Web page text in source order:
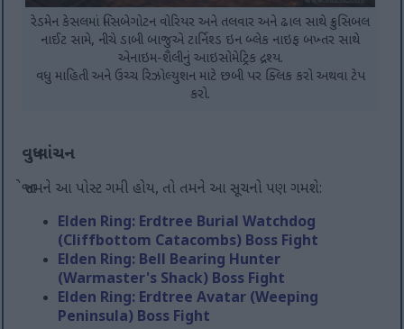
રેડમેન કેસલમાં મિસબેગોટન વોરિયર અને તલવાર અને ઢાલ સાથે ક્રુસિબલ
નાઈટ સામે, નીચે ડાબી બાજુએ ટાર્નિશ્ડ ઇન બ્લેક નાઇફ બખ્તર સાથે
એનાઇમ-શૈલીનું આઇસોમેટ્રિક દ્રશ્ય.
વધુ માહિતી અને ઉચ્ચ રિઝોલ્યુશન માટે છબી પર ક્લિક કરો અથવા ટેપ
કરો.
વધુ વાંચન
જો તમને આ પોસ્ટ ગમી હોય, તો તમને આ સૂચનો પણ ગમશે:
Elden Ring: Erdtree Burial Watchdog
(Cliffbottom Catacombs) Boss Fight
Elden Ring: Bell Bearing Hunter
(Warmaster's Shack) Boss Fight
Elden Ring: Erdtree Avatar (Weeping
Peninsula) Boss Fight